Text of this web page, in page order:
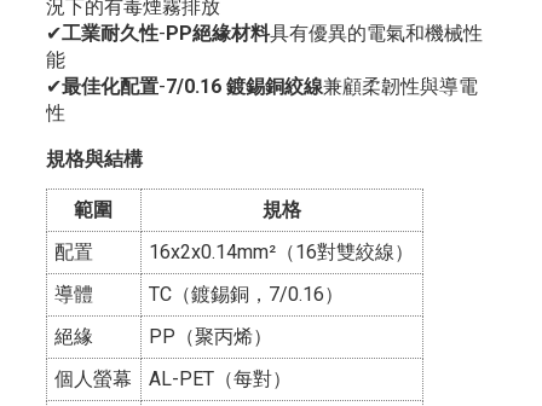
況下的有毒煙霧排放
✔工業耐久性-PP絕緣材料具有優異的電氣和機械性
能
✔最佳化配置-7/0.16 鍍錫銅絞線兼顧柔韌性與導電
性
規格與結構
範圍
規格
配置
16x2x0.14mm²（16對雙絞線）
導體
TC（鍍錫銅，7/0.16）
絕緣
PP（聚丙烯）
個人螢幕
AL-PET（每對）